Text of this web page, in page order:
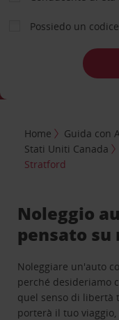
Possiedo un
Home Guida con
Stati Uniti Canada
Stratford
Noleggio
pensato
Noleggiare un'auto
perché desideriamo
quel senso di libertà
porterà il tuo